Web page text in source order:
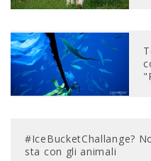
#IceBucketChallange?
sta con gli animali